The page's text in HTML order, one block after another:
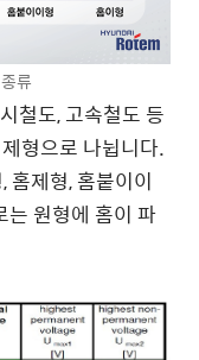
류
철도, 고속철도 등
형으로 나뉩니다.
홈제형, 홈붙이이
는 원형에 홈이 파